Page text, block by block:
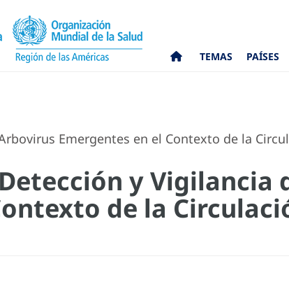
TEMAS PAÍSES
Emergentes en el Contexto de la
y Vigilancia
de la